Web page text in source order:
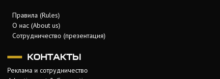
Правила (Rules)
О нас (About us)
Сотрудничество (презентация)
КОНТАКТЫ
Реклама и сотрудничество